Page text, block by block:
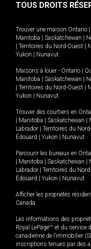
TOUS DROITS
Trouver une maison Ontario
Manitoba
Saskatchewan
Territoires du Nord-Ouest
Yukon
Nunavut.
Maisons à louer - Ontario
Manitoba
Saskatchewan
Territoires du Nord-Ouest
Yukon
Nunavut.
Trouver des courtiers en
Manitoba Saskatchewan
Labrador
Territoires du
Édouard
Yukon Nunavut
Parcourir les bureaux en
Manitoba Saskatchewan
Labrador
Territoires du
Édouard
Yukon Nunavut
Afficher les propriétés
Canada
Les informations des
Royal LePageMD et du service
canadienne de l’immobilier
inscriptions tenues par des